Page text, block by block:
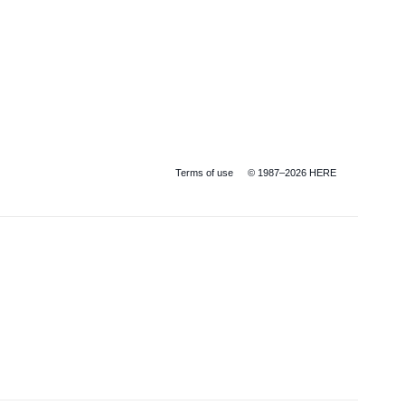
Terms of use © 1987–2026 HERE